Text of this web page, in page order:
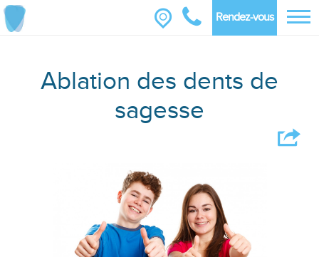
Rendez-vous
Ablation des dents de
sagesse